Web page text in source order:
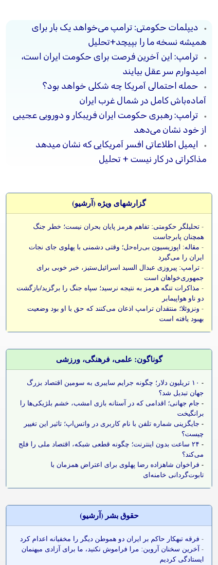
دیپلمات حکومتی: ترامپ می‌خواهد یک بار برای
همیشه نسخه ما را بپیچد+تحلیل
ترامپ: این آخرین فرصت برای حکومت ایران است،
امیدوارم سر عقل بیایند
حمله احتمالی آمریکا چه شکلی خواهد بود؟
آماده‌باش کامل در شمال غرب ایران
ترامپ: رهبری حکومت ایران فریبکار و دورویی عجیبی
از خود نشان می‌دهد
ایمیل اطلاعاتی افسر آمریکایی که نشان میدهد
مذاکراتی در کار نیست + تحلیل
گزارشهای ویژه (آرشيو)
- تحلیلگر حکومتی: تفاهم هرمز پایان بحران نیست؛ خطر جنگ
همچنان پابرجاست
- مقاله: اپوزیسیون بی‌راه‌حل؛ وقتی دشمنی با پهلوی جای نجات
ایران را می‌گیرد
- ترامپ: پیروزی عبدال السید اسرائیل‌ستیز، خبر خوبی برای
جمهوری‌خواهان است
- مذاکرات تنگه هرمز به نتیجه نرسید؛ سپاه جنگ را برگزید/بازگشت
دو ناو هواپیمابر
- ونزوئلا؛ منتقدان ترامپ اذعان می‌کنند که حق با او بود وضعیت
بهبود یافته است
گوناگون: علمی، فرهنگی، ورزشی
-
۱۰ تریلیون دلار؛ چگونه جرایم سایبری به سومین اقتصاد بزرگ
جهان تبدیل شد؟
- جام جهانی؛ اقدامی که در آستانه بازی امشب، خشم بلژیکی‌ها را
برانگیخت
- جایگزینی شماره تلفن با نام کاربری در واتس‌اپ؛ تاثیر این تغییر
چیست؟
-
۲۴ ساعت بدون اینترنت؛ چگونه قطعی شبکه، اقتصاد ملی را فلج
می‌کند؟
- فراخوان شاهزاده رضا پهلوی برای اعتراض همزمان با
تابوت‌گردانی خامنه‌ای
حقوق بشر (آرشيو)
- فرقه تبهکار حاکم بر ایران دو هموطن دیگر را مخفیانه اعدام کرد
- آخرین سخنان آروین: مرا فراموش نکنید، ما برای آزادی میهنمان
ایستادگی کردیم